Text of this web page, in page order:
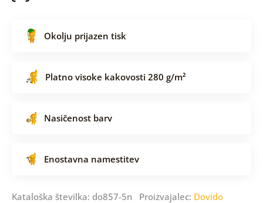
Okolju prijazen tisk
Platno visoke kakovosti 280 g/m²
Nasičenost barv
Enostavna namestitev
Kataloška številka: do857-5n Proizvajalec: Dovido